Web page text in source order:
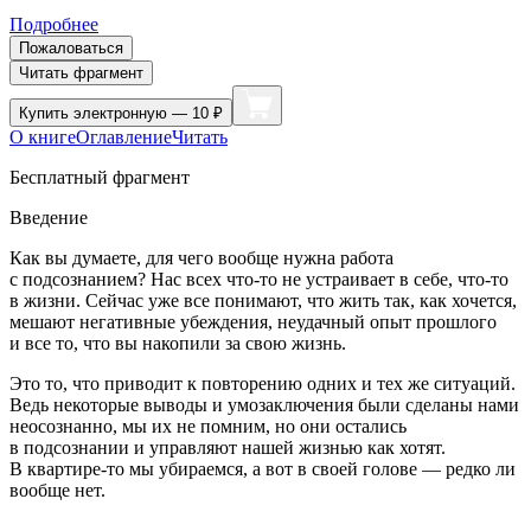
Подробнее
Пожаловаться
Читать фрагмент
Купить электронную — 10 ₽
О книгеОглавлениеЧитать
Бесплатный фрагмент
Введение
Как вы думаете, для чего вообще нужна работа
с подсознанием? Нас всех что-то не устраивает в себе, что-то
в жизни. Сейчас уже все понимают, что жить так, как хочется,
мешают негативные убеждения, неудачный опыт прошлого
и все то, что вы накопили за свою жизнь.
Это то, что приводит к повторению одних и тех же ситуаций.
Ведь некоторые выводы и умозаключения были сделаны нами
неосознанно, мы их не помним, но они остались
в подсознании и управляют нашей жизнью как хотят.
В квартире-то мы убираемся, а вот в своей голове — редко ли
вообще нет.